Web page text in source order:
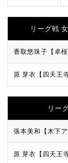
リーグ戦
香取悠珠子【卓桜
原 芽衣【四天王
リー
張本美和【木下ア
原 芽衣【四天王